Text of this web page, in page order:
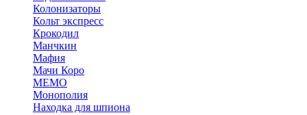
Колонизаторы
Кольт экспресс
Крокодил
Манчкин
Мафия
Мачи Коро
МЕМО
Монополия
Находка для шпиона